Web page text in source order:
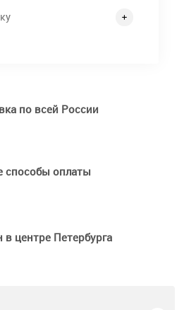
по всей России
оплаты
в центре Петербурга